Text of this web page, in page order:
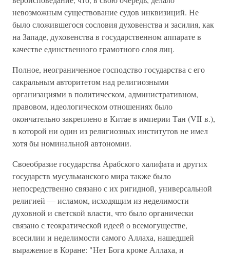
невозможным существование судов инквизиций. Не
было сложившегося сословия духовенства и засилия, как
на Западе, духовенства в государственном аппарате в
качестве единственного грамотного слоя лиц.
Полное, неограниченное господство государства с его
сакральным авторитетом над религиозными
организациями в политическом, административном,
правовом, идеологическом отношениях было
окончательно закреплено в Китае в империи Тан (VII в.),
в которой ни один из религиозных институтов не имел
хотя бы номинальной автономии.
Своеобразие государства Арабского халифата и других
государств мусульманского мира также было
непосредственно связано с их ригидной, универсальной
религией — исламом, исходящим из неделимости
духовной и светской власти, что было органически
связано с теократической идеей о всемогуществе,
всесилии и неделимости самого Аллаха, нашедшей
выражение в Коране: "Нет Бога кроме Аллаха, и